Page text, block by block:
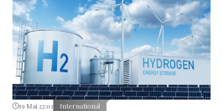
19 Mai 22:03 International